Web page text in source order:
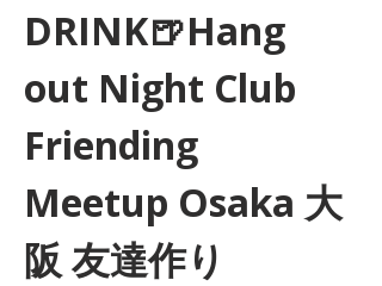
DRINK🍺Hang
out Night Club
Friending
Meetup Osaka 大
阪 友達作り